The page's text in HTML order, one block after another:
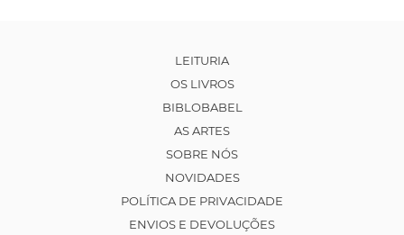
LEITURIA
OS LIVROS
BIBLOBABEL
AS ARTES
SOBRE NÓS
NOVIDADES
POLÍTICA DE PRIVACIDADE
ENVIOS E DEVOLUÇÕES